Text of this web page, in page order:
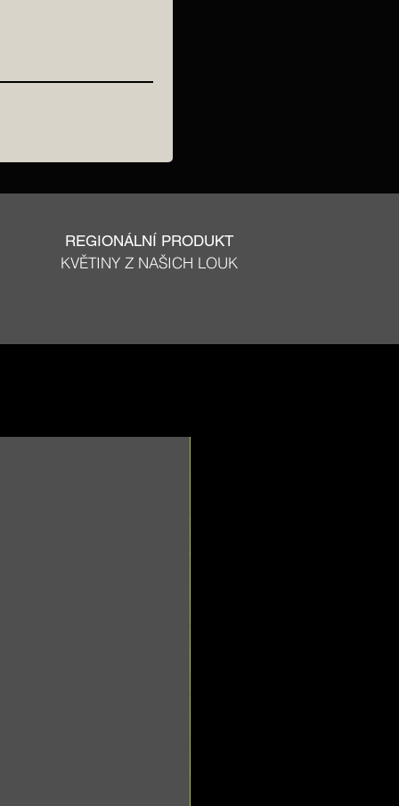
REGIONÁLNÍ PRODUKT
KVĚTINY Z NAŠICH LOUK